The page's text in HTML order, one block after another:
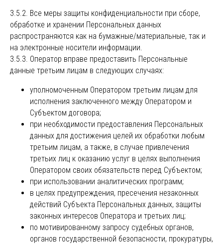
3.5.2. Все меры защиты конфиденциальности при сборе,
обработке и хранении Персональных данных
распространяются как на бумажные/материальные, так и
на электронные носители информации.
3.5.3. Оператор вправе предоставить Персональные
данные третьим лицам в следующих случаях:
уполномоченным Оператором третьим лицам для
исполнения заключенного между Оператором и
Субъектом договора;
при необходимости предоставления Персональных
данных для достижения целей их обработки любым
третьим лицам, а также, в случае привлечения
третьих лиц к оказанию услуг в целях выполнения
Оператором своих обязательств перед Субъектом;
при использовании аналитических программ;
в целях предупреждения, пресечения незаконных
действий Субъекта Персональных данных, защиты
законных интересов Оператора и третьих лиц;
по мотивированному запросу судебных органов,
органов государственной безопасности, прокуратуры,